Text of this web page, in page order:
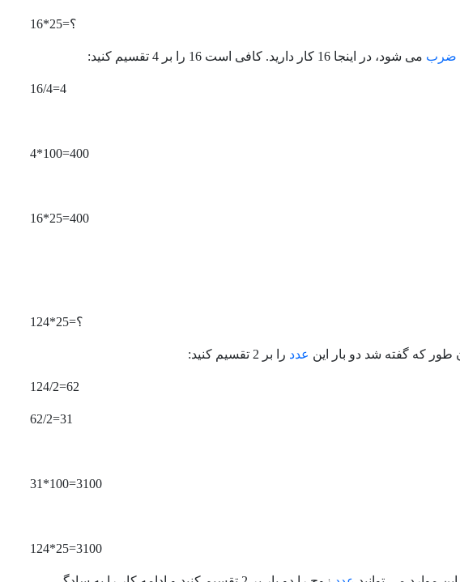
؟=25*16
ضرب می شود، در اینجا 16 کار دارید. کافی است 16 را بر 4 تقسیم کنید:
4=16/4
400=100*4
400=25*16
؟=25*124
عدد را بر 2 تقسیم کنید:
62=124/2
31=62/2
3100=100*31
3100=25*124